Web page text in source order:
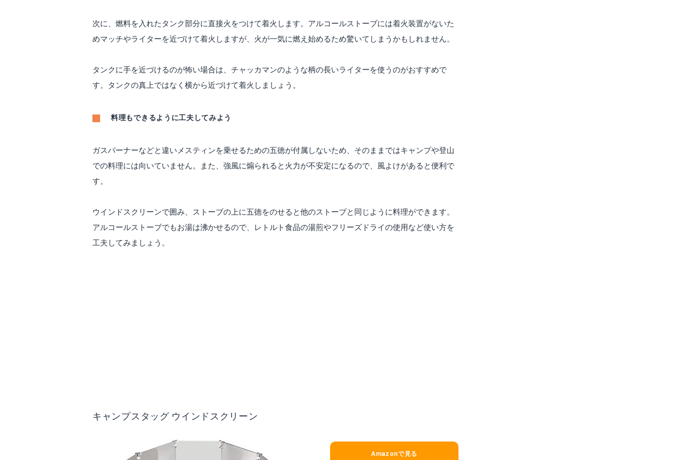
次に、燃料を入れたタンク部分に直接火をつけて着火します。アルコールストーブには着火装置がないた
めマッチやライターを近づけて着火しますが、火が一気に燃え始めるため驚いてしまうかもしれません。
タンクに手を近づけるのが怖い場合は、チャッカマンのような柄の長いライターを使うのがおすすめで
す。タンクの真上ではなく横から近づけて着火しましょう。
料理もできるように工夫してみよう
ガスバーナーなどと違いメスティンを乗せるための五徳が付属しないため、そのままではキャンプや登山
での料理には向いていません。また、強風に煽られると火力が不安定になるので、風よけがあると便利で
す。
ウインドスクリーンで囲み、ストーブの上に五徳をのせると他のストーブと同じように料理ができます。
アルコールストーブでもお湯は沸かせるので、レトルト食品の湯煎やフリーズドライの使用など使い方を
工夫してみましょう。
キャンプスタッグ ウインドスクリーン
Amazonで見る